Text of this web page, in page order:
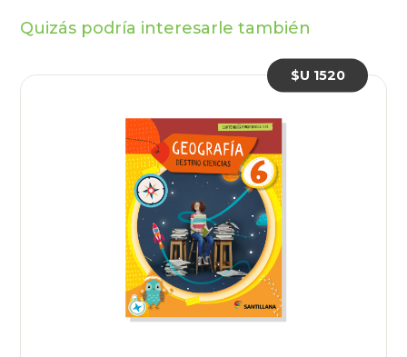
Quizás podría interesarle también
$U 1520